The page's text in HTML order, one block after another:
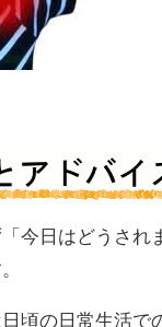
今日はどうされ
頃の日常生活で